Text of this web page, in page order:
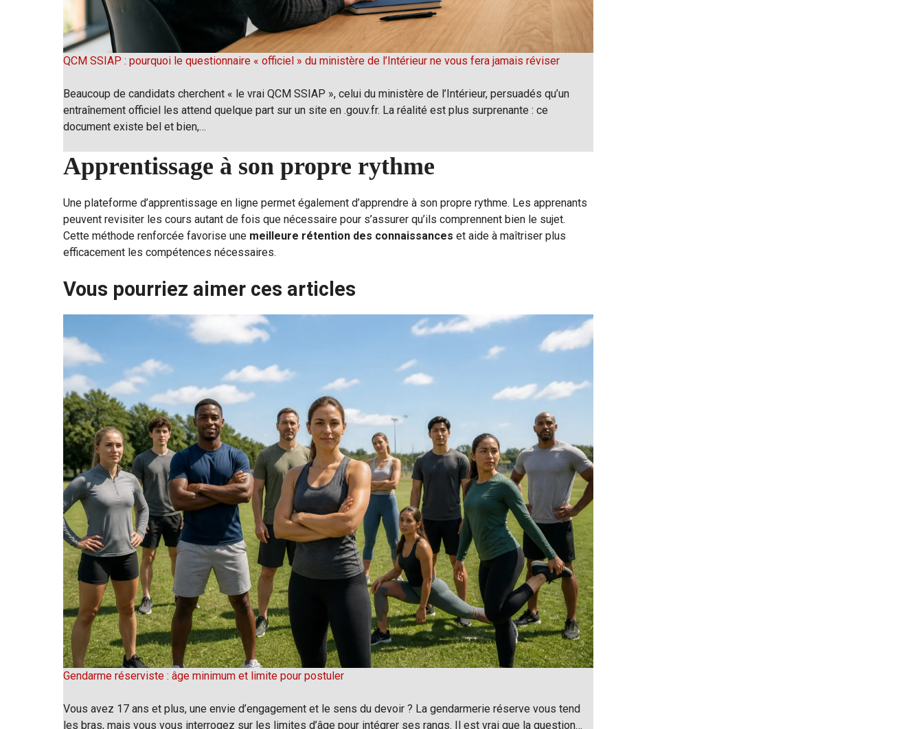
QCM SSIAP : pourquoi le questionnaire « officiel » du ministère de l’Intérieur ne vous fera jamais réviser
Beaucoup de candidats cherchent « le vrai QCM SSIAP », celui du ministère de l’Intérieur, persuadés qu’un
entraînement officiel les attend quelque part sur un site en .gouv.fr. La réalité est plus surprenante : ce
document existe bel et bien,…
Apprentissage à son propre rythme
Une plateforme d’apprentissage en ligne permet également d’apprendre à son propre rythme. Les apprenants
peuvent revisiter les cours autant de fois que nécessaire pour s’assurer qu’ils comprennent bien le sujet.
Cette méthode renforcée favorise une meilleure rétention des connaissances et aide à maîtriser plus
efficacement les compétences nécessaires.
Vous pourriez aimer ces articles
Gendarme réserviste : âge minimum et limite pour postuler
Vous avez 17 ans et plus, une envie d’engagement et le sens du devoir ? La gendarmerie réserve vous tend
les bras, mais vous vous interrogez sur les limites d’âge pour intégrer ses rangs. Il est vrai que la question…